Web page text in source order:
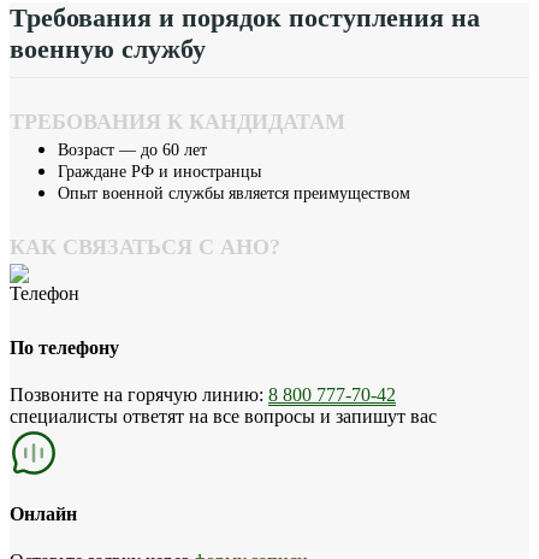
Требования и порядок поступления на
военную службу
ТРЕБОВАНИЯ К КАНДИДАТАМ
Возраст — до 60 лет
Граждане РФ и иностранцы
Опыт военной службы является преимуществом
КАК СВЯЗАТЬСЯ С АНО?
По телефону
Позвоните на горячую линию: 8 800 777-70-42
специалисты ответят на все вопросы и запишут вас
Онлайн